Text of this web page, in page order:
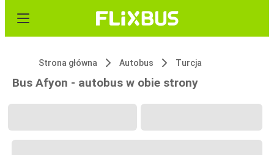
Strona główna Autobus Turcja
Bus Afyon - autobus w obie strony